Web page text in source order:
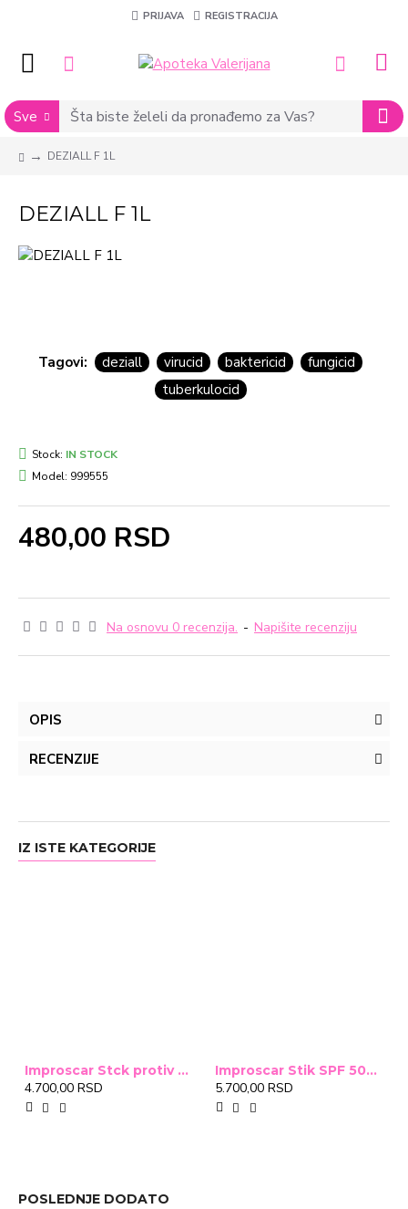
PRIJAVA REGISTRACIJA
Sve
DEZIALL F 1L
DEZIALL F 1L
Tagovi: deziall virucid baktericid
fungicid
tuberkulocid
Na osnovu 0 recenzija. - Napišite recenziju
480,00 RSD
Stock: IN STOCK
Model: 999555
OPIS
RECENZIJE
IZ ISTE KATEGORIJE
Improscar Stck protiv ožiljaka 4,6g
4.700,00 RSD
Improscar Stik SPF 50+ Conceal 6,9g (tonirani)
5.700,00 RSD
POSLEDNJE DODATO